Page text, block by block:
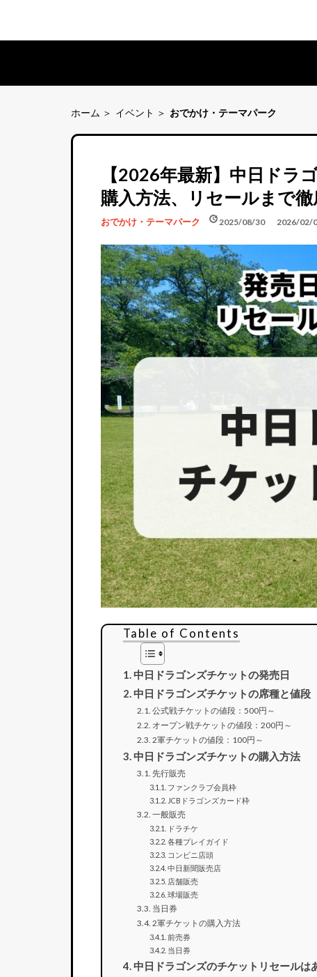
ホーム イベント おでかけ・テーマパーク
【2026年最新】中日ドラ
購入方法、リセールまで徹
おでかけ・テーマパーク schedule2025/08/30
update 2026/02/
Table of Contents
中日ドラゴンズチケットの発売日
中日ドラゴンズチケットの席種と値段
公式戦チケットの値段：500円～
オープン戦チケットの値段：200円～
2軍チケットの値段：100円～
中日ドラゴンズチケットの購入方法
先行販売
ファンクラブ会員枠
JCBドラゴンズカード枠
一般販売
ドラチケ
各種プレイガイド
コンビニ店頭
中日新聞販売店
店舗販売
球場販売
当日券
2軍チケットの購入方法
前売券
当日券
中日ドラゴンズのチケットリセールは